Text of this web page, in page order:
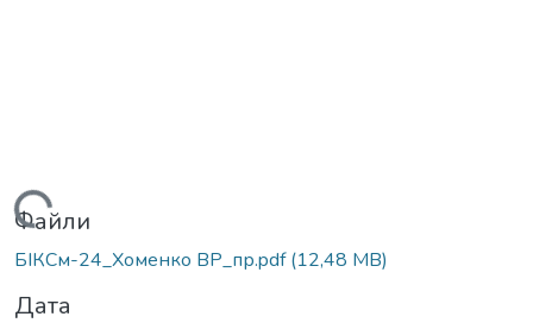
Вантажиться...
Файли
БІКСм-24_Хоменко ВР_пр.pdf(12,48 MB)
Дата